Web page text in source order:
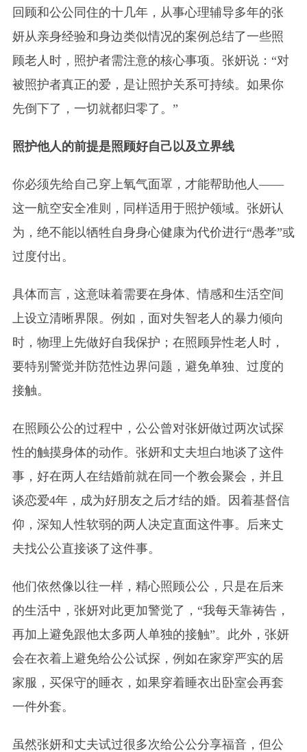
回顾和公公同住的十几年，从事心理辅导多年的张
妍从亲身经验和身边类似情况的案例总结了一些照
顾老人时，照护者需注意的核心事项。张妍说：“对
被照护者真正的爱，是让照护关系可持续。如果你
先倒下了，一切就都归零了。”
照护他人的前提是照顾好自己以及立界线
你必须先给自己穿上氧气面罩，才能帮助他人——
这一航空安全准则，同样适用于照护领域。张妍认
为，绝不能以牺牲自身身心健康为代价进行“愚孝”或
过度付出。
具体而言，这意味着需要在身体、情感和生活空间
上设立清晰界限。例如，面对失智老人的暴力倾向
时，物理上先做好自我保护；在照顾异性老人时，
要特别警觉并防范性边界问题，避免单独、过度的
接触。
在照顾公公的过程中，公公曾对张妍做过两次试探
性的触摸身体的动作。张妍和丈夫坦白地谈了这件
事，好在两人在结婚前就在同一个教会聚会，并且
谈恋爱4年，成为好朋友之后才结的婚。因着基督信
仰，深知人性软弱的两人决定直面这件事。后来丈
夫找公公直接谈了这件事。
他们依然像以往一样，精心照顾公公，只是在后来
的生活中，张妍对此更加警觉了，“我每天靠祷告，
再加上避免跟他太多两人单独的接触”。此外，张妍
会在衣着上避免给公公试探，例如在家穿严实的居
家服，买保守的睡衣，如果穿着睡衣出卧室会再套
一件外套。
虽然张妍和丈夫试过很多次给公公分享福音，但公